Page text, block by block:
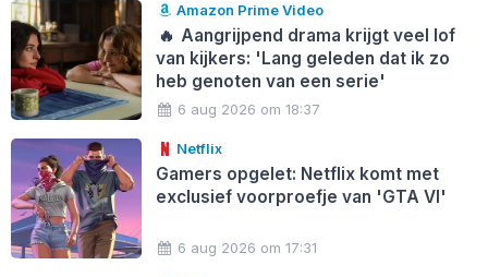
Amazon Prime Video
🔥 Aangrijpend drama krijgt veel lof
van kijkers: 'Lang geleden dat ik zo
heb genoten van een serie'
6 aug 2026 om 18:37
Netflix
Gamers opgelet: Netflix komt met
exclusief voorproefje van 'GTA VI'
6 aug 2026 om 17:31